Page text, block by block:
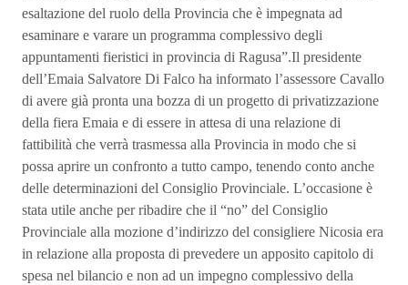
esaltazione del ruolo della Provincia che è impegnata ad
esaminare e varare un programma complessivo degli
appuntamenti fieristici in provincia di Ragusa”.Il presidente
dell’Emaia Salvatore Di Falco ha informato l’assessore Cavallo
di avere già pronta una bozza di un progetto di privatizzazione
della fiera Emaia e di essere in attesa di una relazione di
fattibilità che verrà trasmessa alla Provincia in modo che si
possa aprire un confronto a tutto campo, tenendo conto anche
delle determinazioni del Consiglio Provinciale. L’occasione è
stata utile anche per ribadire che il “no” del Consiglio
Provinciale alla mozione d’indirizzo del consigliere Nicosia era
in relazione alla proposta di prevedere un apposito capitolo di
spesa nel bilancio e non ad un impegno complessivo della